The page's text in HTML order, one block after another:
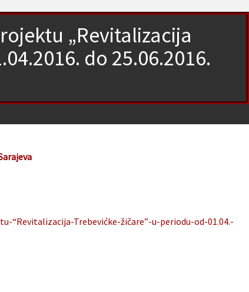
„Revitalizacija
do 25.06.2016.
Trebevićke-žičare”-u-periodu-od-01.04.-